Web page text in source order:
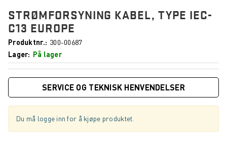
STRØMFORSYNING KABEL, TYPE IEC-
C13 EUROPE
Produktnr.
300-00687
Lager
På lager
SERVICE OG TEKNISK HENVENDELSER
Du må logge inn for å kjøpe produktet.